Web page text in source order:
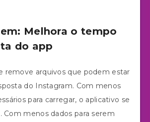
Melhora o tempo
do app
remove arquivos que podem estar
do Instagram. Com menos
para carregar, o aplicativo se
Com menos dados para serem